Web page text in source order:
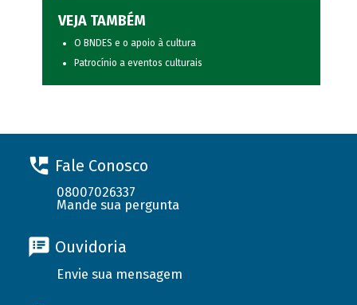
VEJA TAMBÉM
O BNDES e o apoio à cultura
Patrocínio a eventos culturais
Fale Conosco
08007026337
Mande sua pergunta
Ouvidoria
Envie sua mensagem